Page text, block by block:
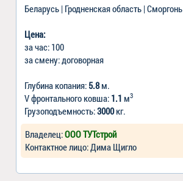
Беларусь | Гродненская область | Сморгонь
Цена:
за час: 100
за смену: договорная
Глубина копания: 5.8м.
V фронтального ковша: 1.1 м3
Грузоподъемность:3000кг.
Владелец:ООО ТУТстрой
Контактное лицо: Дима Щигло